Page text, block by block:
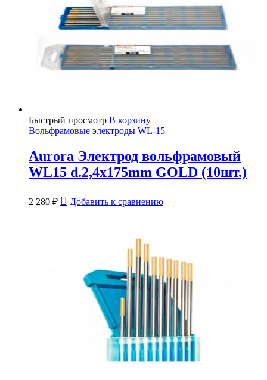
Быстрый просмотр В корзину
Вольфрамовые электроды WL-15
Aurora Электрод вольфрамовый
WL15 d.2,4x175mm GOLD (10шт.)
2 280 ₽ Добавить к сравнению